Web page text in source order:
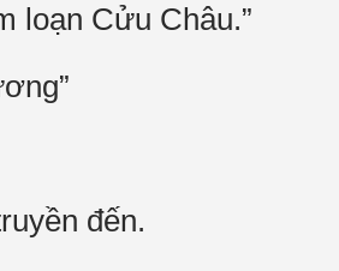
loạn Cửu Châu.”
đến.